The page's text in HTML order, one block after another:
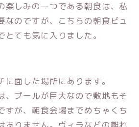
楽しみの一つである朝食は、私
なのですが、こちらの朝食ビュ
とても気に入りました。
面した場所にあります。
、プールが巨大なので敷地もそ
すが、朝食会場までめちゃくち